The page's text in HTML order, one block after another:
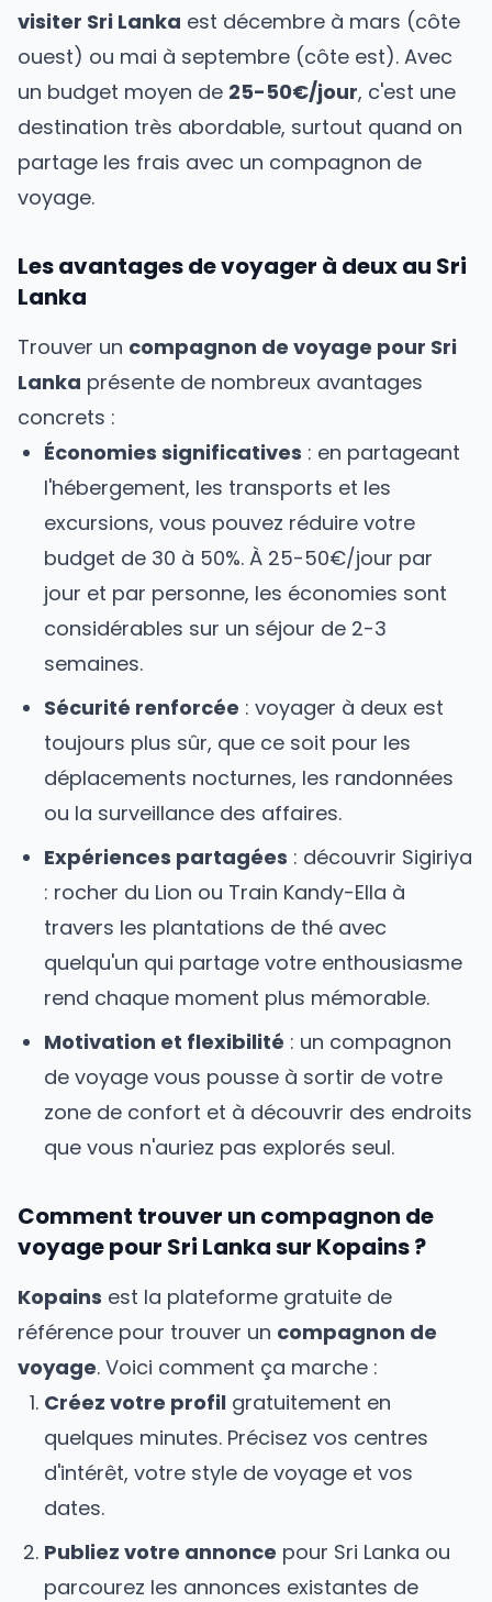
visiter Sri Lanka est décembre à mars (côte
ouest) ou mai à septembre (côte est). Avec
un budget moyen de 25-50€/jour, c'est une
destination très abordable, surtout quand on
partage les frais avec un compagnon de
voyage.
Les avantages de voyager à deuxau Sri
Lanka
Trouver un compagnon de voyage pour Sri
Lanka présente de nombreux avantages
concrets :
Économies significatives : en partageant
l'hébergement, les transports et les
excursions, vous pouvez réduire votre
budget de 30 à 50%. À 25-50€/jour par
jour et par personne, les économies sont
considérables sur un séjour de 2-3
semaines.
Sécurité renforcée : voyager à deux est
toujours plus sûr, que ce soit pour les
déplacements nocturnes, les randonnées
ou la surveillance des affaires.
Expériences partagées : découvrir Sigiriya
: rocher du Lion ou Train Kandy-Ella à
travers les plantations de thé avec
quelqu'un qui partage votre enthousiasme
rend chaque moment plus mémorable.
Motivation et flexibilité : un compagnon
de voyage vous pousse à sortir de votre
zone de confort et à découvrir des endroits
que vous n'auriez pas explorés seul.
Comment trouver un compagnon de
voyage pour Sri Lankasur Kopains ?
Kopains est la plateforme gratuite de
référence pour trouver un compagnon de
voyage. Voici comment ça marche :
Créez votre profil gratuitement en
quelques minutes. Précisez vos centres
d'intérêt, votre style de voyage et vos
dates.
Publiez votre annonce pour Sri Lanka ou
parcourez les annonces existantes de